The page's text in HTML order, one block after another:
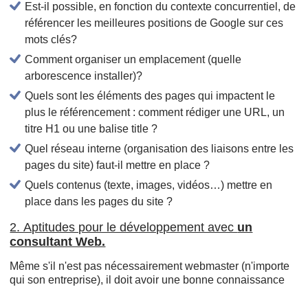
Est-il possible, en fonction du contexte concurrentiel, de
référencer les meilleures positions de Google sur ces
mots clés?
Comment organiser un emplacement (quelle
arborescence installer)?
Quels sont les éléments des pages qui impactent le
plus le référencement : comment rédiger une URL, un
titre H1 ou une balise title ?
Quel réseau interne (organisation des liaisons entre les
pages du site) faut-il mettre en place ?
Quels contenus (texte, images, vidéos…) mettre en
place dans les pages du site ?
2. Aptitudes pour le développement avec un
consultant Web.
Même s'il n'est pas nécessairement webmaster (n'importe
qui son entreprise), il doit avoir une bonne connaissance